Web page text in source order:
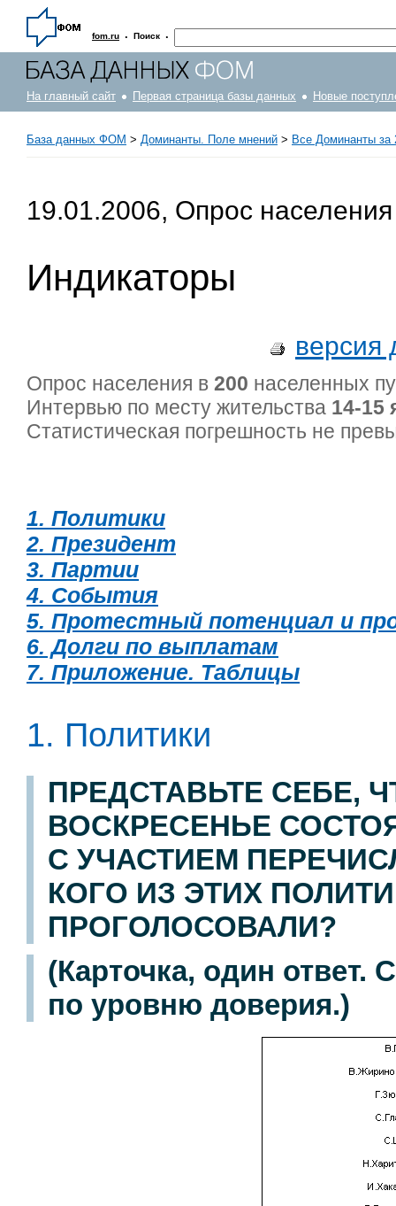
fom.ru · Поиск ·
На главный сайт Первая страница базы данных Новые
База данных ФОМ > Доминанты. Поле мнений > Все Доминанты за
19.01.2006, Опрос населения
Индикаторы
версия
Опрос населения в 200 населенных
Интервью по месту жительства 14-15
Статистическая погрешность не
1. Политики
2. Президент
3. Партии
4. События
5. Протестный потенциал и
6. Долги по выплатам
7. Приложение. Таблицы
1. Политики
ПРЕДСТАВЬТЕ СЕБЕ,
ВОСКРЕСЕНЬЕ
С УЧАСТИЕМ
КОГО ИЗ ЭТИХ
ПРОГОЛОСОВАЛИ?
(Карточка, один ответ.
по уровню доверия.)